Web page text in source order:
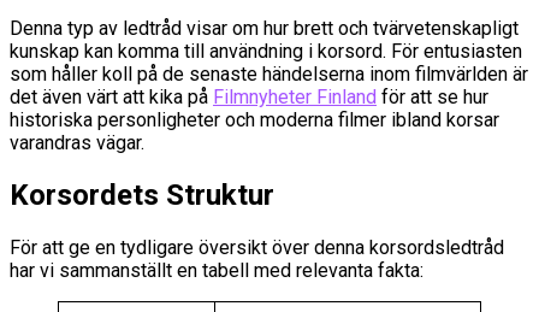
Denna typ av ledtråd visar om hur brett och tvärvetenskapligt
kunskap kan komma till användning i korsord. För entusiasten
som håller koll på de senaste händelserna inom filmvärlden är
det även värt att kika på Filmnyheter Finland för att se hur
historiska personligheter och moderna filmer ibland korsar
varandras vägar.
Korsordets Struktur
För att ge en tydligare översikt över denna korsordsledtråd
har vi sammanställt en tabell med relevanta fakta: